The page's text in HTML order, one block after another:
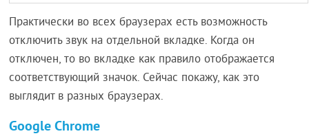
Практически во всех браузерах есть возможность
отключить звук на отдельной вкладке. Когда он
отключен, то во вкладке как правило отображается
соответствующий значок. Сейчас покажу, как это
выглядит в разных браузерах.
Google Chrome